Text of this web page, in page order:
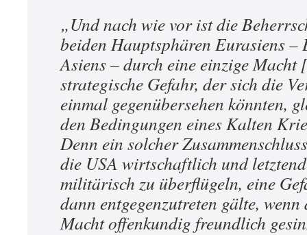
„Und nach wie vor ist die
beiden Hauptsphären Eurasiens –
Asiens – durch eine einzige
strategische Gefahr, der sich die
einmal gegenübersehen könnten,
den Bedingungen eines Kalten
Denn ein solcher
die USA wirtschaftlich und
militärisch zu überflügeln, eine
dann entgegenzutreten gälte,
Macht offenkundig freundlich